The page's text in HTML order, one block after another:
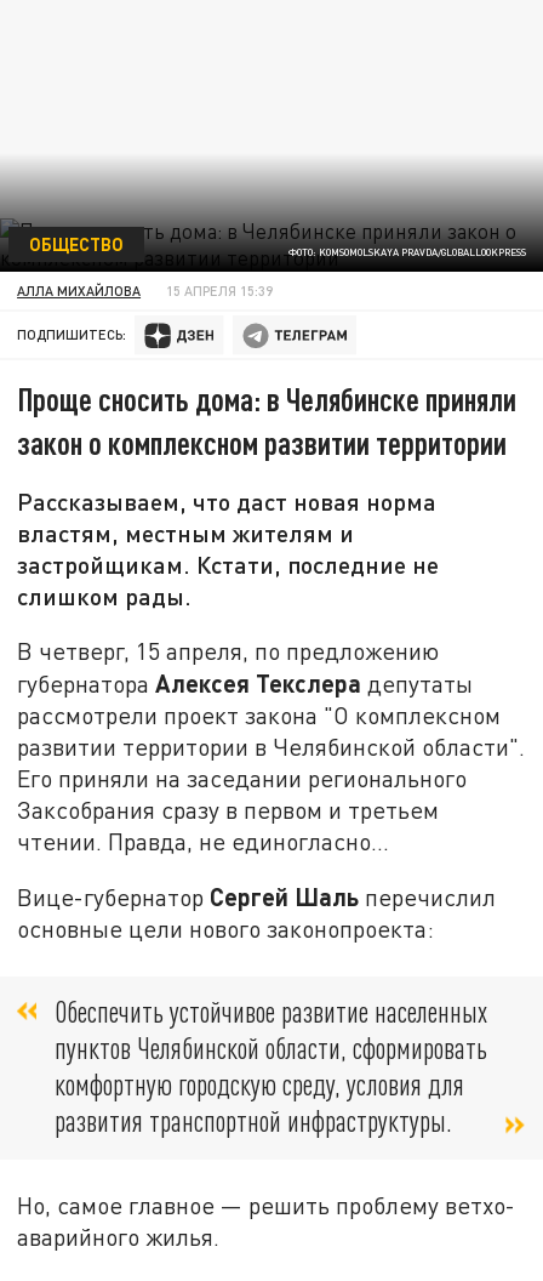
ФОТО: KOMSOMOLSKAYA PRAVDA/GLOBALLOOKPRESS
ОБЩЕСТВО
АЛЛА МИХАЙЛОВА 15 АПРЕЛЯ 15:39
ПОДПИШИТЕСЬ:
Проще сносить дома: в Челябинске приняли
закон о комплексном развитии территории
Рассказываем, что даст новая норма
властям, местным жителям и
застройщикам. Кстати, последние не
слишком рады.
В четверг, 15 апреля, по предложению
губернатораАлексея Текслера депутаты
рассмотрели проект закона "О комплексном
развитии территории в Челябинской области".
Его приняли на заседании регионального
Заксобрания сразу в первом и третьем
чтении. Правда, не единогласно...
Вице-губернатор Сергей Шаль перечислил
основные цели нового законопроекта:
Обеспечить устойчивое развитие населенных
пунктов Челябинской области, сформировать
комфортную городскую среду, условия для
развития транспортной инфраструктуры.
Но, самое главное — решить проблему ветхо-
аварийного жилья.